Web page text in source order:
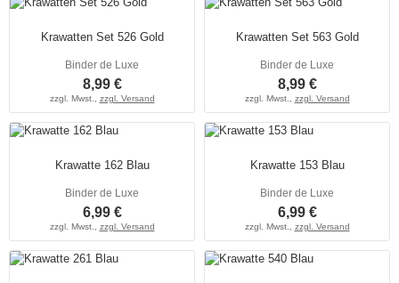
Krawatten Set 526 Gold
Binder de Luxe
8,99 €
zzgl. Mwst., zzgl. Versand
Krawatten Set 563 Gold
Binder de Luxe
8,99 €
zzgl. Mwst., zzgl. Versand
Krawatte 162 Blau
Binder de Luxe
6,99 €
zzgl. Mwst., zzgl. Versand
Krawatte 153 Blau
Binder de Luxe
6,99 €
zzgl. Mwst., zzgl. Versand